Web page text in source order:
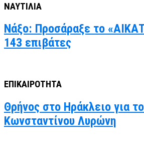
ΝΑΥΤΙΛΙΑ
Νάξο: Προσάραξε το
143 επιβάτες
ΕΠΙΚΑΙΡΟΤΗΤΑ
Θρήνος στο Ηράκλειο για
Κωνσταντίνου Λυρώνη